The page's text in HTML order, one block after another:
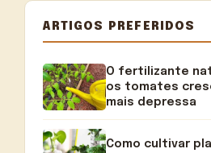
ARTIGOS PREFERIDOS
O fertilizante
os tomates
mais depressa
Como cultivar